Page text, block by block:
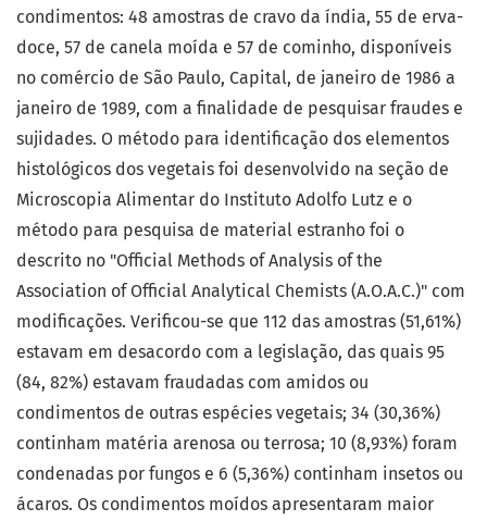
condimentos: 48 amostras de cravo da índia, 55 de erva-
doce, 57 de canela moída e 57 de cominho, disponíveis
no comércio de São Paulo, Capital, de janeiro de 1986 a
janeiro de 1989, com a finalidade de pesquisar fraudes e
sujidades. O método para identificação dos elementos
histológicos dos vegetais foi desenvolvido na seção de
Microscopia Alimentar do Instituto Adolfo Lutz e o
método para pesquisa de material estranho foi o
descrito no "Official Methods of Analysis of the
Association of Official Analytical Chemists (A.O.A.C.)" com
modificações. Verificou-se que 112 das amostras (51,61%)
estavam em desacordo com a legislação, das quais 95
(84, 82%) estavam fraudadas com amidos ou
condimentos de outras espécies vegetais; 34 (30,36%)
continham matéria arenosa ou terrosa; 10 (8,93%) foram
condenadas por fungos e 6 (5,36%) continham insetos ou
ácaros. Os condimentos moídos apresentaram maior